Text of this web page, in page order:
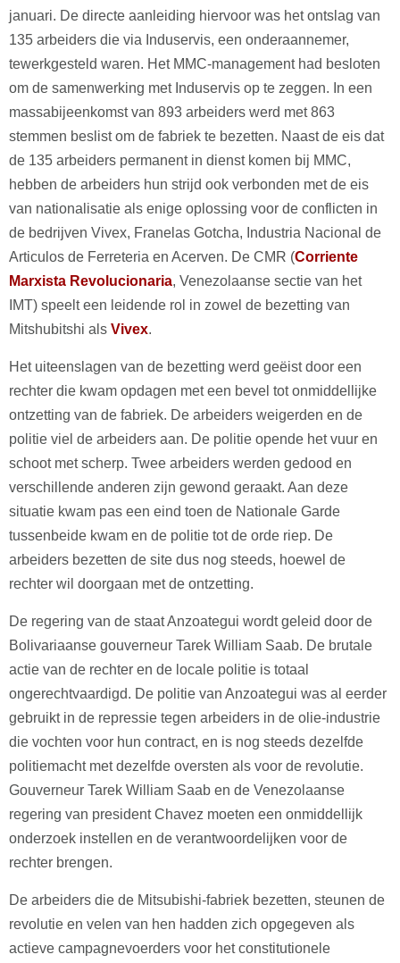
januari. De directe aanleiding hiervoor was het ontslag van
135 arbeiders die via Induservis, een onderaannemer,
tewerkgesteld waren. Het MMC-management had besloten
om de samenwerking met Induservis op te zeggen. In een
massabijeenkomst van 893 arbeiders werd met 863
stemmen beslist om de fabriek te bezetten. Naast de eis dat
de 135 arbeiders permanent in dienst komen bij MMC,
hebben de arbeiders hun strijd ook verbonden met de eis
van nationalisatie als enige oplossing voor de conflicten in
de bedrijven Vivex, Franelas Gotcha, Industria Nacional de
Articulos de Ferreteria en Acerven. De CMR (Corriente
Marxista Revolucionaria, Venezolaanse sectie van het
IMT) speelt een leidende rol in zowel de bezetting van
Mitshubitshi als Vivex.
Het uiteenslagen van de bezetting werd geëist door een
rechter die kwam opdagen met een bevel tot onmiddellijke
ontzetting van de fabriek. De arbeiders weigerden en de
politie viel de arbeiders aan. De politie opende het vuur en
schoot met scherp. Twee arbeiders werden gedood en
verschillende anderen zijn gewond geraakt. Aan deze
situatie kwam pas een eind toen de Nationale Garde
tussenbeide kwam en de politie tot de orde riep. De
arbeiders bezetten de site dus nog steeds, hoewel de
rechter wil doorgaan met de ontzetting.
De regering van de staat Anzoategui wordt geleid door de
Bolivariaanse gouverneur Tarek William Saab. De brutale
actie van de rechter en de locale politie is totaal
ongerechtvaardigd. De politie van Anzoategui was al eerder
gebruikt in de repressie tegen arbeiders in de olie-industrie
die vochten voor hun contract, en is nog steeds dezelfde
politiemacht met dezelfde oversten als voor de revolutie.
Gouverneur Tarek William Saab en de Venezolaanse
regering van president Chavez moeten een onmiddellijk
onderzoek instellen en de verantwoordelijken voor de
rechter brengen.
De arbeiders die de Mitsubishi-fabriek bezetten, steunen de
revolutie en velen van hen hadden zich opgegeven als
actieve campagnevoerders voor het constitutionele